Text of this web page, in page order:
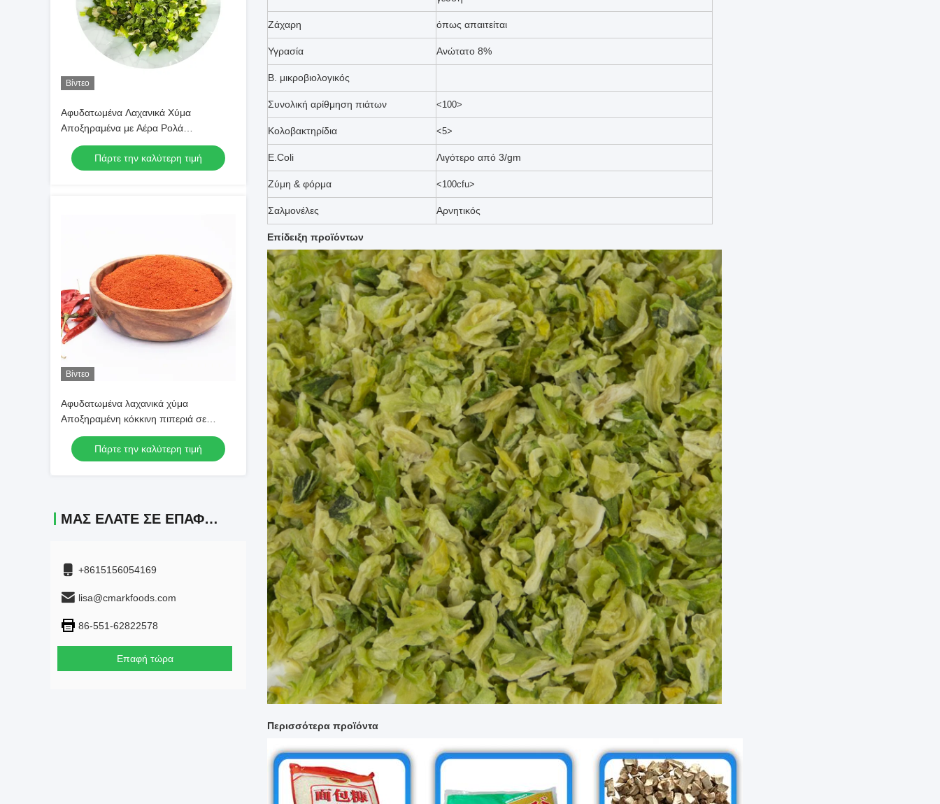
Βίντεο
Αφυδατωμένα Λαχανικά Χύμα
Αποξηραμένα με Αέρα Ρολά
Σχοινόπρασου 3*3mm 5*5mm Με
Φυσικό Χρώμα Και Γεύση
Πάρτε την καλύτερη τιμή
Βίντεο
Αφυδατωμένα λαχανικά χύμα
Αποξηραμένη κόκκινη πιπεριά σε
σκόνη SHU30000 Κόκκινη πιπεριά τσίλι
σε σκόνηΠάρτε την καλύτερη τιμή
ΜΑΣ ΕΛΆΤΕ ΣΕ ΕΠΑΦΉ ΜΕ
+8615156054169
lisa@cmarkfoods.com
86-551-62822578
Επαφή τώρα
Ζάχαρη όπως απαιτείται
Υγρασία Ανώτατο 8%
Β. μικροβιολογικός
Συνολική αρίθμηση πιάτων <100>
Κολοβακτηρίδια <5>
E.Coli Λιγότερο από 3/gm
Ζύμη & φόρμα <100cfu>
Σαλμονέλες Αρνητικός
Επίδειξη προϊόντων
Περισσότερα προϊόντα